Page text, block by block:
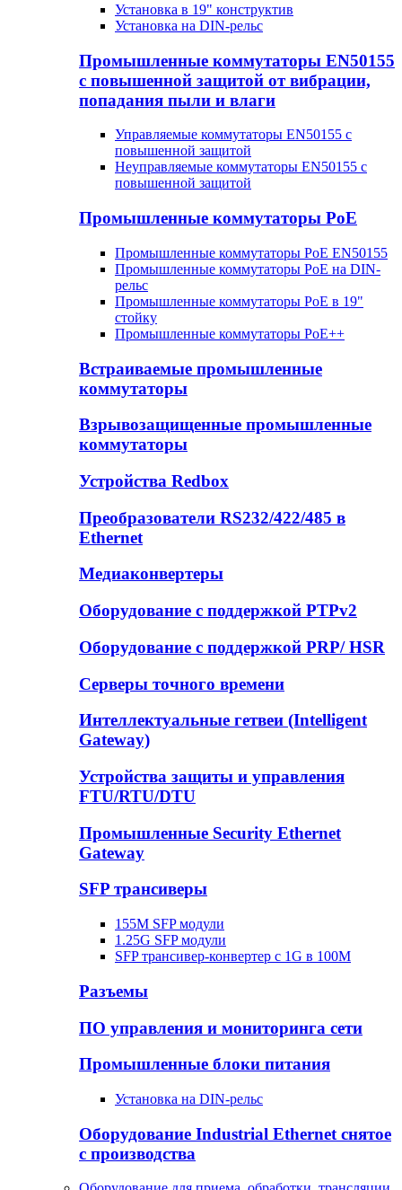
Установка в 19" конструктив
Установка на DIN-рельс
Промышленные коммутаторы EN50155
с повышенной защитой от вибрации,
попадания пыли и влаги
Управляемые коммутаторы EN50155 с
повышенной защитой
Неуправляемые коммутаторы EN50155 с
повышенной защитой
Промышленные коммутаторы PoE
Промышленные коммутаторы PoE EN50155
Промышленные коммутаторы PoE на DIN-
рельс
Промышленные коммутаторы PoE в 19"
стойку
Промышленные коммутаторы PoE++
Встраиваемые промышленные
коммутаторы
Взрывозащищенные промышленные
коммутаторы
Устройства Redbox
Преобразователи RS232/422/485 в
Ethernet
Медиаконвертеры
Оборудование с поддержкой PTPv2
Оборудование с поддержкой PRP/ HSR
Серверы точного времени
Интеллектуальные гетвеи (Intelligent
Gateway)
Устройства защиты и управления
FTU/RTU/DTU
Промышленные Security Ethernet
Gateway
SFP трансиверы
155M SFP модули
1.25G SFP модули
SFP трансивер-конвертер с 1G в 100М
Разъемы
ПО управления и мониторинга сети
Промышленные блоки питания
Установка на DIN-рельс
Оборудование Industrial Ethernet снятое
с производства